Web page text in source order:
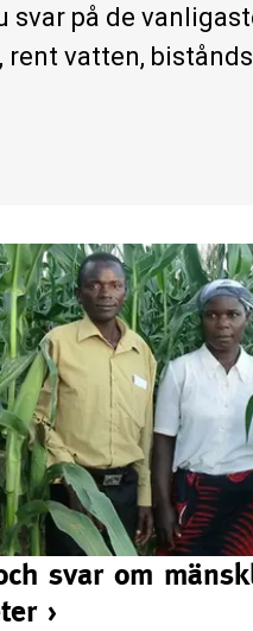
svar på de
rent vatten,
svar om
›